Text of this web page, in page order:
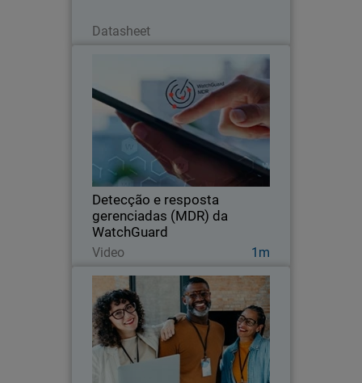
Datasheet
Detecção e resposta
gerenciadas (MDR) da
WatchGuard
Video 1m
Detecção e resposta
gerenciadas (MDR) da
WatchGuard
Veja como o MDR da WatchGuard
oferece uma proteção contínua para
qualquer empresa. Segurança que
nunca dorme.
Watch Now
ThumbnailGuia do comprador de MDR
Body
Saiba o que procurar na Detecção e
Resposta Gerenciadas. Compare
fornecedores, velocidade, cobertura e